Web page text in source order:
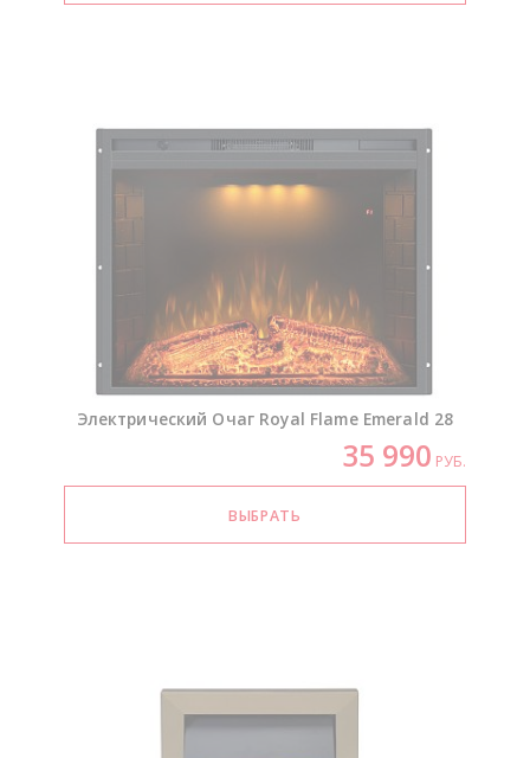
Электрический Очаг Royal Flame Emerald 28
35 990 РУБ.